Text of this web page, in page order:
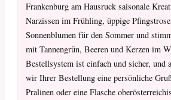
Frankenburg am Hausruck saisonale
Narzissen im Frühling, üppige
Sonnenblumen für den Sommer und
mit Tannengrün, Beeren und Kerzen im
Bestellsystem ist einfach und sicher, und
wir Ihrer Bestellung eine persönliche
Pralinen oder eine Flasche